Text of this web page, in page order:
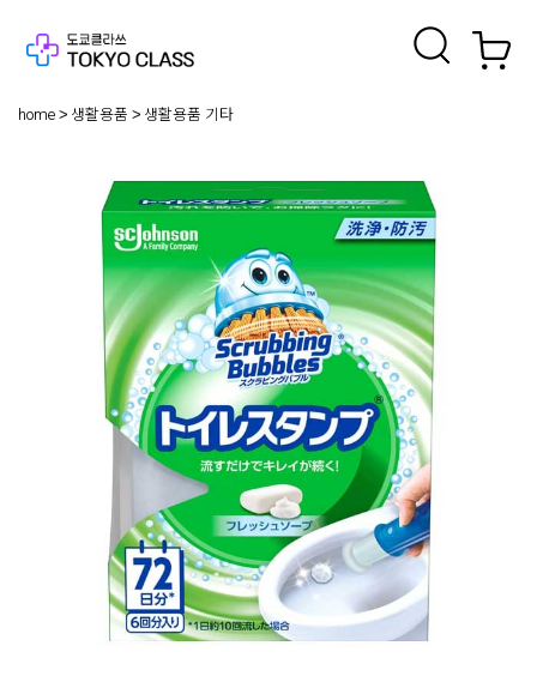
home 생활용품 생활용품 기타